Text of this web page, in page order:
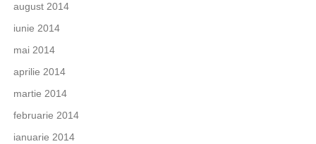
august 2014
iunie 2014
mai 2014
aprilie 2014
martie 2014
februarie 2014
ianuarie 2014